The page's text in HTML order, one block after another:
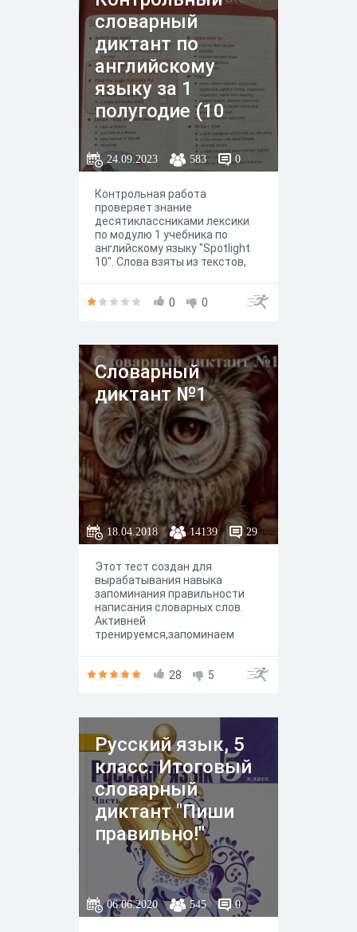
словарный
диктант по
английскому
языку за 1
полугодие (10
класс)
24.09.2023 583 0
Контрольная работа
проверяет знание
десятиклассниками лексики
по модулю 1 учебника по
английскому языку "Spotlight
10". Слова взяты из текстов,
Все задания контрольной
уровень знаний
десятиклассников.
0 0
Словарный
диктант №1
18.04.2018 14139 29
Этот тест создан для
вырабатывания навыка
запоминания правильности
написания словарных слов.
Активней
тренируемся,запоминаем
28
5
Русский язык, 5
класс. Итоговый
словарный
диктант "Пиши
правильно!"
06.06.2020 545 0